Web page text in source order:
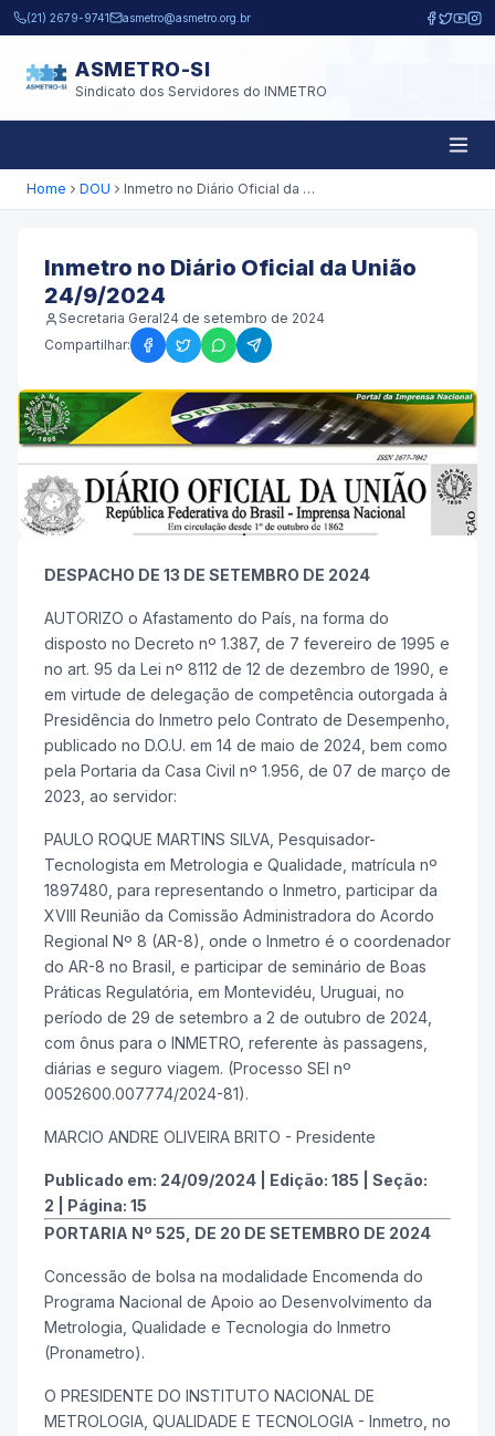
Pular para o conteúdo principal
(21) 2679-9741 asmetro@asmetro.org.br
ASMETRO-SI
Sindicato dos Servidores do INMETRO
Home DOU Inmetro no Diário Oficial da União 24/9/2024
Inmetro no Diário Oficial da União
24/9/2024
Secretaria Geral24 de setembro de 2024
Compartilhar:
DESPACHO DE 13 DE SETEMBRO DE 2024
AUTORIZO o Afastamento do País, na forma do
disposto no Decreto nº 1.387, de 7 fevereiro de 1995 e
no art. 95 da Lei nº 8112 de 12 de dezembro de 1990, e
em virtude de delegação de competência outorgada à
Presidência do Inmetro pelo Contrato de Desempenho,
publicado no D.O.U. em 14 de maio de 2024, bem como
pela Portaria da Casa Civil nº 1.956, de 07 de março de
2023, ao servidor:
PAULO ROQUE MARTINS SILVA, Pesquisador-
Tecnologista em Metrologia e Qualidade, matrícula nº
1897480, para representando o Inmetro, participar da
XVIII Reunião da Comissão Administradora do Acordo
Regional Nº 8 (AR-8), onde o Inmetro é o coordenador
do AR-8 no Brasil, e participar de seminário de Boas
Práticas Regulatória, em Montevidéu, Uruguai, no
período de 29 de setembro a 2 de outubro de 2024,
com ônus para o INMETRO, referente às passagens,
diárias e seguro viagem. (Processo SEI nº
0052600.007774/2024-81).
MARCIO ANDRE OLIVEIRA BRITO - Presidente
Publicado em: 24/09/2024 Edição: 185
Seção:
2
Página: 15
PORTARIA Nº 525, DE 20 DE SETEMBRO DE 2024
Concessão de bolsa na modalidade Encomenda do
Programa Nacional de Apoio ao Desenvolvimento da
Metrologia, Qualidade e Tecnologia do Inmetro
(Pronametro).
O PRESIDENTE DO INSTITUTO NACIONAL DE
METROLOGIA, QUALIDADE E TECNOLOGIA - Inmetro, no